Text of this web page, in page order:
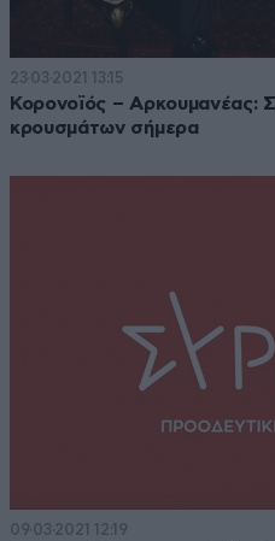
23·03·2021 13:15
Κορονοϊός – Αρκουμανέας:
κρουσμάτων σήμερα
09·03·2021 12:19